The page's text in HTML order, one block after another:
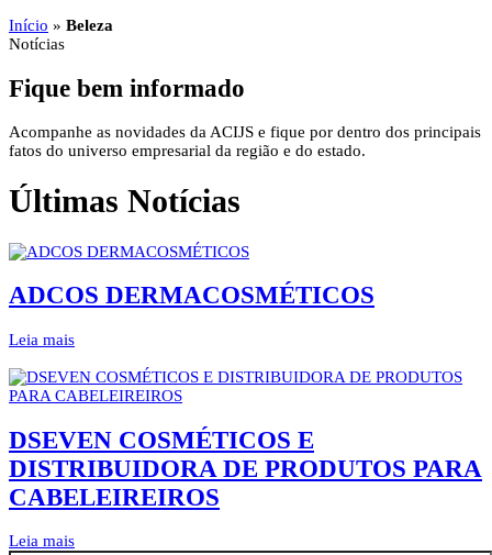
Início » Beleza
Notícias
Fique bem informado
Acompanhe as novidades da ACIJS e fique por dentro dos principais
fatos do universo empresarial da região e do estado.
Últimas Notícias
ADCOS DERMACOSMÉTICOS
Leia mais
DSEVEN COSMÉTICOS E
DISTRIBUIDORA DE PRODUTOS PARA
CABELEIREIROS
Leia mais